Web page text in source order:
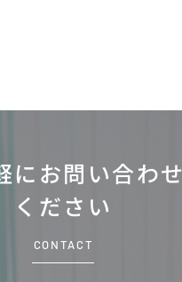
にお問い合わせ
ください
CONTACT